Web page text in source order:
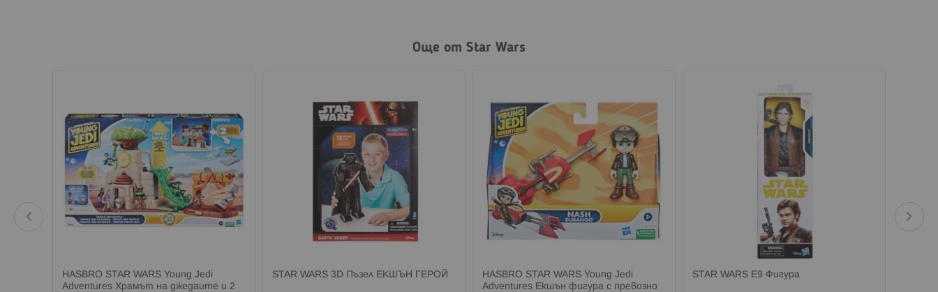
Още от Star Wars
HASBRO STAR WARS Young Jedi
Adventures Храмът на джедаите и 2
STAR WARS 3D Пъзел ЕКШЪН ГЕРОЙ
HASBRO STAR WARS Young Jedi
Adventures Екшън фигура с превозно
STAR WARS E9 Фигура